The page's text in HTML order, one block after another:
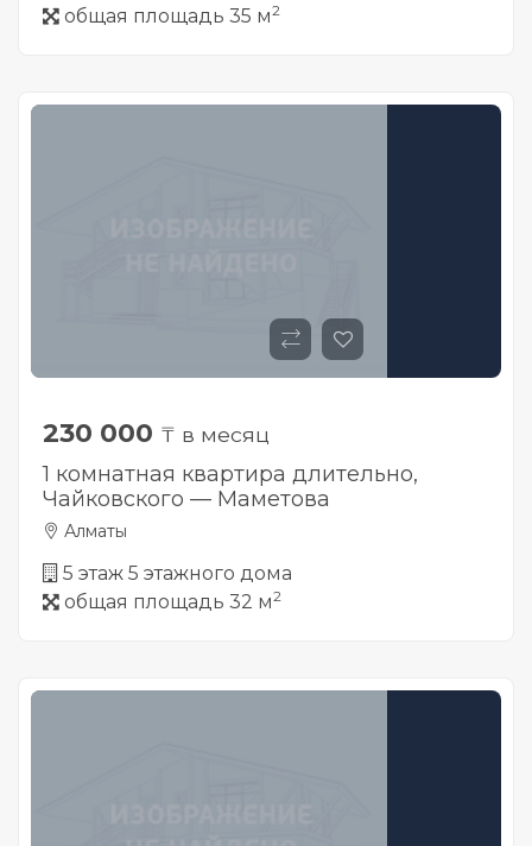
общая площадь 35 м2
230 000 ₸ в месяц
1 комнатная квартира длительно,
Чайковского — Маметова
Алматы
5 этаж 5 этажного дома
общая площадь 32 м2